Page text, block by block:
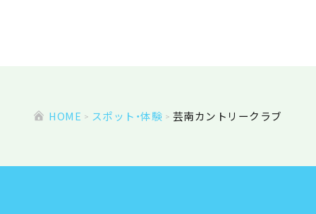
HOME スポット・体験 芸南カントリークラブ